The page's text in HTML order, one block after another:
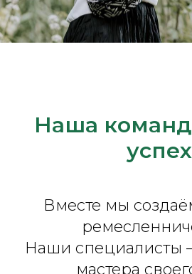
Наша
успех
Вместе мы
Наши специалисты
мастера